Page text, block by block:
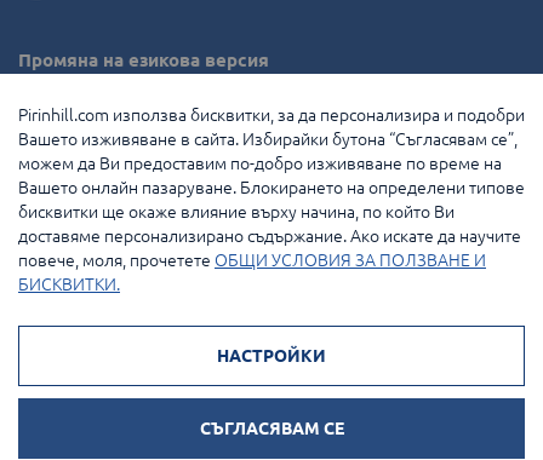
Промяна на езикова версия
Румъния
Гърция
Нидерландия
Франция
Начини на плащане:
Онлайн магазин отStenik
Pirinhill.com използва бисквитки, за да персонализира и подобри
Вашето изживяване в сайта. Избирайки бутона “Съгласявам се”,
можем да Ви предоставим по-добро изживяване по време на
Вашето онлайн пазаруване. Блокирането на определени типове
бисквитки ще окаже влияние върху начина, по който Ви
доставяме персонализирано съдържание. Ако искате да научите
повече, моля, прочетете ОБЩИ УСЛОВИЯ ЗА ПОЛЗВАНЕ И
БИСКВИТКИ.
СЪГЛАСЯВАМ СЕ
НАСТРОЙКИ